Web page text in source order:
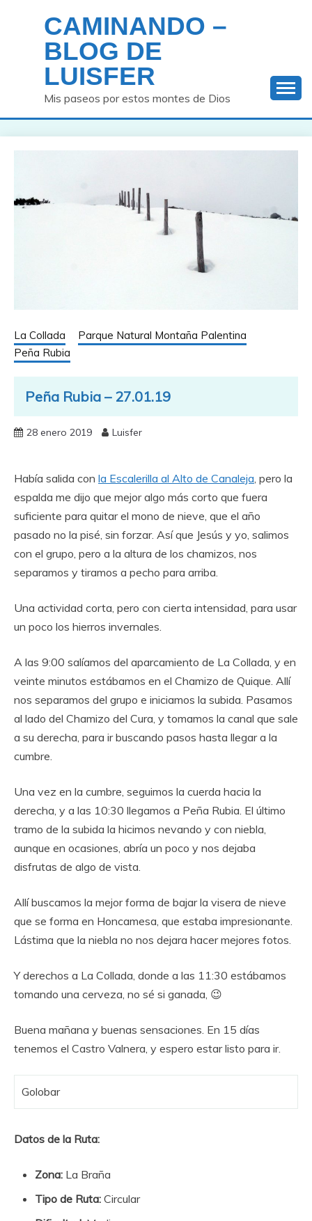
contenido
CAMINANDO –
BLOG DE
LUISFER
Mis paseos por estos montes de Dios
La Collada
Parque Natural Montaña Palentina
Peña Rubia
Peña Rubia – 27.01.19
28 enero 2019 Luisfer
Había salida con la Escalerilla al Alto de Canaleja , pero la
espalda me dijo que mejor algo más corto que fuera
suficiente para quitar el mono de nieve, que el año
pasado no la pisé, sin forzar. Así que Jesús y yo, salimos
con el grupo, pero a la altura de los chamizos, nos
separamos y tiramos a pecho para arriba.
Una actividad corta, pero con cierta intensidad, para usar
un poco los hierros invernales.
A las 9:00 salíamos del aparcamiento de La Collada, y en
veinte minutos estábamos en el Chamizo de Quique. Allí
nos separamos del grupo e iniciamos la subida. Pasamos
al lado del Chamizo del Cura, y tomamos la canal que sale
a su derecha, para ir buscando pasos hasta llegar a la
cumbre.
Una vez en la cumbre, seguimos la cuerda hacia la
derecha, y a las 10:30 llegamos a Peña Rubia. El último
tramo de la subida la hicimos nevando y con niebla,
aunque en ocasiones, abría un poco y nos dejaba
disfrutas de algo de vista.
Allí buscamos la mejor forma de bajar la visera de nieve
que se forma en Honcamesa, que estaba impresionante.
Lástima que la niebla no nos dejara hacer mejores fotos.
Y derechos a La Collada, donde a las 11:30 estábamos
tomando una cerveza, no sé si ganada, 😉
Buena mañana y buenas sensaciones. En 15 días
tenemos el Castro Valnera, y espero estar listo para ir.
Golobar
Datos de la Ruta:
Zona: La Braña
Tipo de Ruta: Circular